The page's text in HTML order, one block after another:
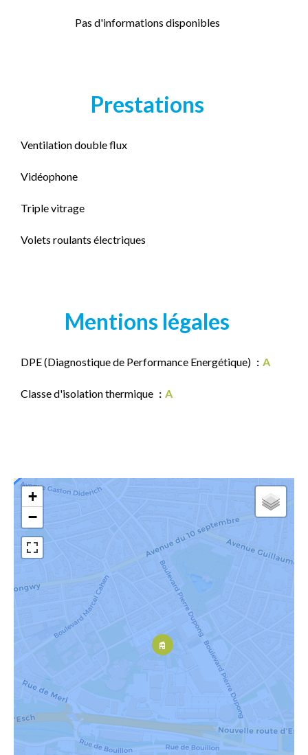
Pas d'informations disponibles
Prestations
Ventilation double flux
Vidéophone
Triple vitrage
Volets roulants électriques
Mentions légales
DPE (Diagnostique de Performance Energétique) A
Classe d'isolation thermique A
+
−